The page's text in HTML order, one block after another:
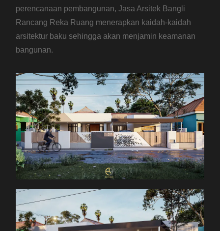
perencanaan pembangunan, Jasa Arsitek Bangli
Rancang Reka Ruang menerapkan kaidah-kaidah
arsitektur baku sehingga akan menjamin keamanan
bangunan.